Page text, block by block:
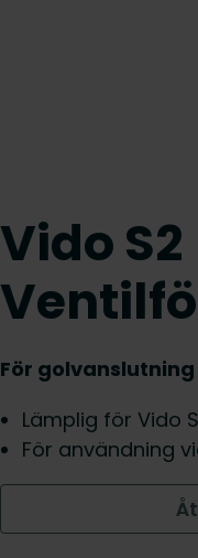
Vido S2
För golvanslutning
Lämplig för Vido
För användning